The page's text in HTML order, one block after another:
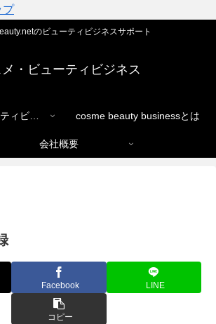
プ
のビューティビジネスサポート
メ・ビューティビジネス
1分でわかるビューティビジネス cosme beauty businessとは
会社概要
Facebook LINE
コピー